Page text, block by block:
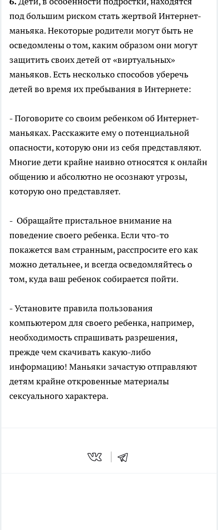
под большим риском стать жертвой Интернет-
маньяка. Некоторые родители могут быть не
осведомлены о том, каким образом они могут
защитить своих детей от «виртуальных»
маньяков. Есть несколько способов уберечь
детей во время их пребывания в Интернете:
- Поговорите со своим ребенком об Интернет-
маньяках. Расскажите ему о потенциальной
опасности, которую они из себя представляют.
Многие дети крайне наивно относятся к онлайн
общению и абсолютно не осознают угрозы,
которую оно представляет.
- Обращайте пристальное внимание на
поведение своего ребенка. Если что-то
покажется вам странным, расспросите его как
можно детальнее, и всегда осведомляйтесь о
том, куда ваш ребенок собирается пойти.
- Установите правила пользования
компьютером для своего ребенка, например,
необходимость спрашивать разрешения,
прежде чем скачивать какую-либо
информацию! Маньяки зачастую отправляют
детям крайне откровенные материалы
сексуального характера.